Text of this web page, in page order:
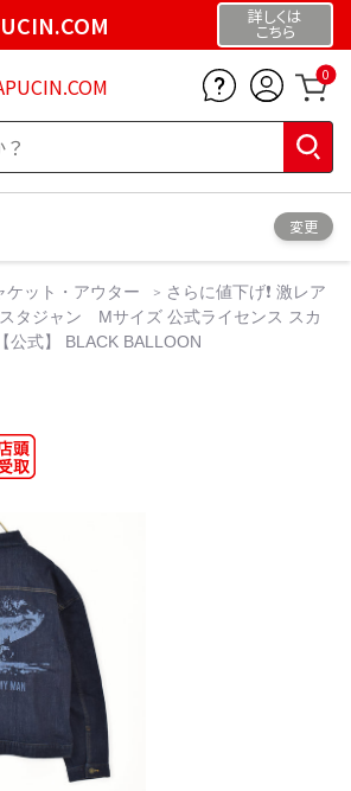
詳しくは
こちら
0
変更
ケット・アウター
さらに値下げ❗️ 激レア
タジャン Mサイズ 公式ライセンス スカ
公式】 BLACK BALLOON